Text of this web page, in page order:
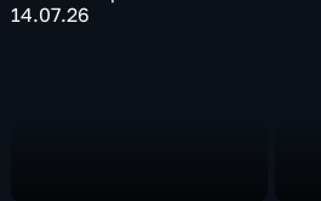
14.07.26